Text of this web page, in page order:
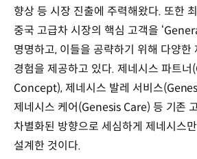
향상 등 시장 진출에 주력해왔다. 또한
중국 고급차 시장의 핵심 고객을
명명하고, 이들을 공략하기 위해 다양한
경험을 제공하고 있다. 제네시스 파트
Concept), 제네시스 발레 서비스
제네시스 케어(Genesis Care) 등 기존
차별화된 방향으로 세심하게 제네시스
설계한 것이다.